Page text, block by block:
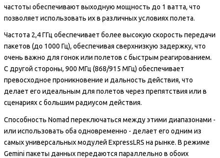
частоты обеспечивают выходную мощность до 1 ватта, что
позволяет использовать их в различных условиях полета.
Частота 2,4 ГГц обеспечивает более высокую скорость передачи
пакетов (до 1000 Гц), обеспечивая сверхнизкую задержку, что
очень важно для гонок или полетов с быстрым реагированием.
С другой стороны, 900 МГц (868/915 МГц) обеспечивает
превосходное проникновение и дальность действия, что
делает его идеальным для полетов через препятствия или в
сценариях с большим радиусом действия.
Способность Nomad переключаться между этими диапазонами -
или использовать оба одновременно - делает его одним из
самых универсальных модулей ExpressLRS на рынке. В режиме
Gemini пакеты данных передаются параллельно в обоих